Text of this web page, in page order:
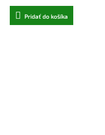
Pridať do košíka